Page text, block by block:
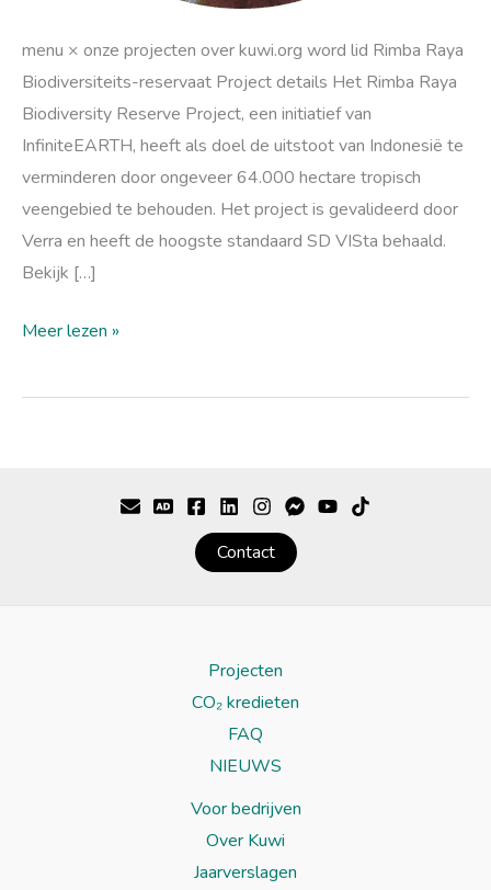
menu × onze projecten over kuwi.org word lid Rimba Raya
Biodiversiteits-reservaat Project details Het Rimba Raya
Biodiversity Reserve Project, een initiatief van
InfiniteEARTH, heeft als doel de uitstoot van Indonesië te
verminderen door ongeveer 64.000 hectare tropisch
veengebied te behouden. Het project is gevalideerd door
Verra en heeft de hoogste standaard SD VISta behaald.
Bekijk […]
Meer lezen »
Contact
Projecten
CO₂ kredieten
FAQ
NIEUWS
Voor bedrijven
Over Kuwi
Jaarverslagen